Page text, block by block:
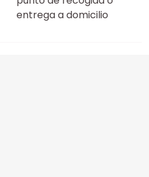
entrega a domicilio